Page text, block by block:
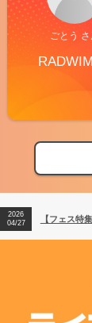
ごとう さ
【フェス特
【ライブ動
2026
04/27
【フェス特
2026